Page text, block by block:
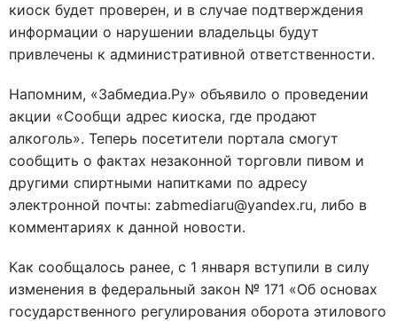
киоск будет проверен, и в случае подтверждения
информации о нарушении владельцы будут
привлечены к административной ответственности.
Напомним, «Забмедиа.Ру» объявило о проведении
акции «Сообщи адрес киоска, где продают
алкоголь». Теперь посетители портала смогут
сообщить о фактах незаконной торговли пивом и
другими спиртными напитками по адресу
электронной почты: zabmediaru@yandex.ru, либо в
комментариях к данной новости.
Как сообщалось ранее, с 1 января вступили в силу
изменения в федеральный закон № 171 «Об основах
государственного регулирования оборота этилового